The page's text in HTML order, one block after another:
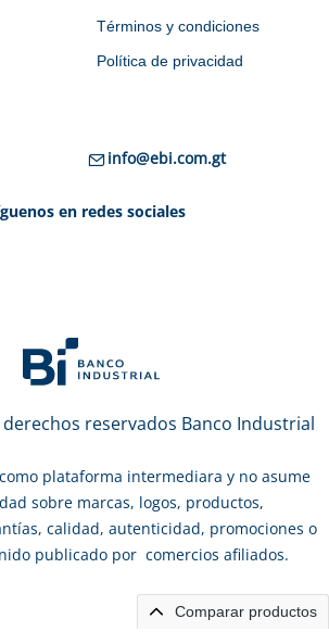
Términos y condiciones
Política de privacidad
info@ebi.com.gt
en redes sociales
reservados Banco Industrial
plataforma intermediara y no asume
sobre marcas, logos, productos,
calidad, autenticidad, promociones o
publicado por comercios afiliados.
Comparar productos